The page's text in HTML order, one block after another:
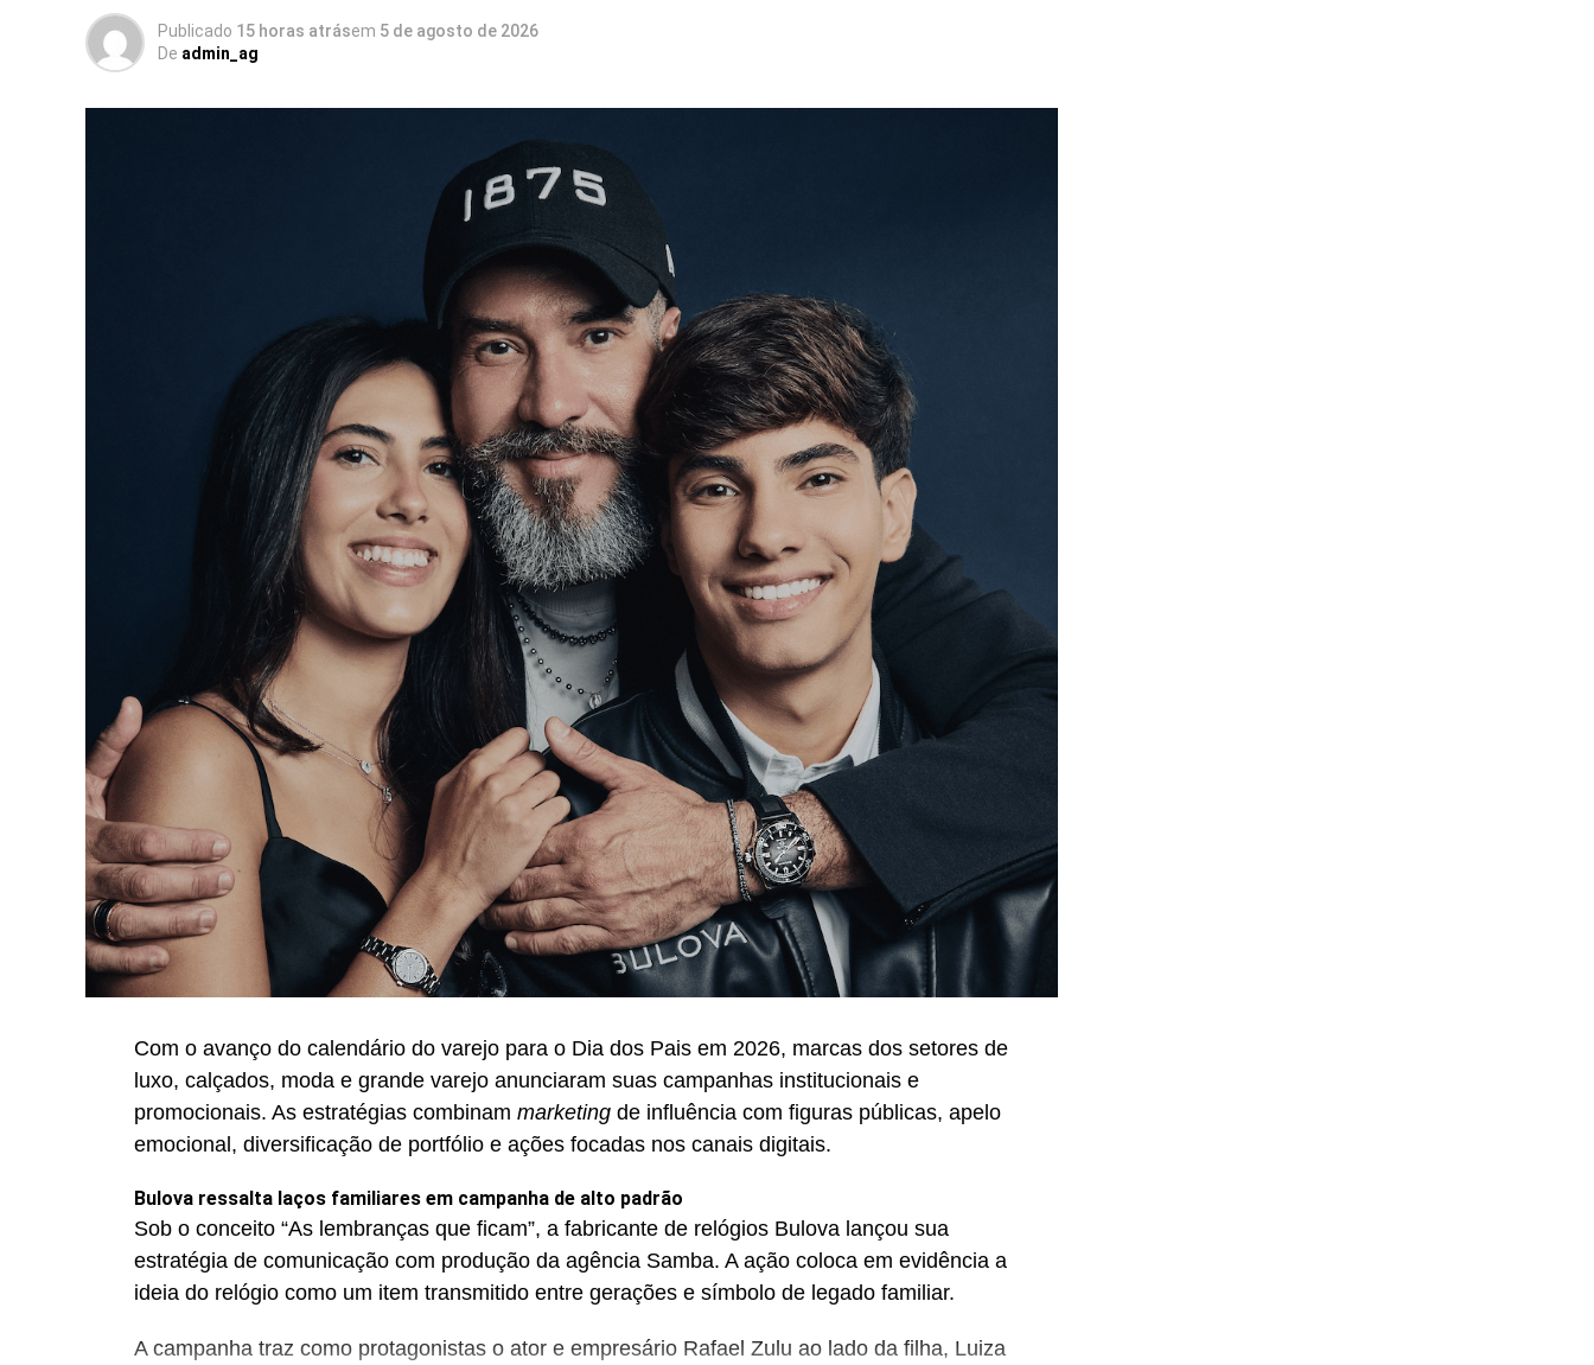
Publicado 15 horas atrásem 5 de agosto de 2026
De admin_ag
Com o avanço do calendário do varejo para o Dia dos Pais em 2026, marcas dos setores de
luxo, calçados, moda e grande varejo anunciaram suas campanhas institucionais e
promocionais. As estratégias combinam marketing de influência com figuras públicas, apelo
emocional, diversificação de portfólio e ações focadas nos canais digitais.
Bulova ressalta laços familiares em campanha de alto padrão
Sob o conceito “As lembranças que ficam”, a fabricante de relógios Bulova lançou sua
estratégia de comunicação com produção da agência Samba. A ação coloca em evidência a
ideia do relógio como um item transmitido entre gerações e símbolo de legado familiar.
A campanha traz como protagonistas o ator e empresário Rafael Zulu ao lado da filha, Luiza